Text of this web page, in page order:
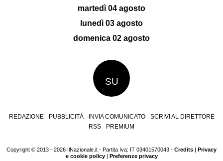
martedì 04 agosto
lunedì 03 agosto
domenica 02 agosto
SU
REDAZIONE PUBBLICITÀ INVIA COMUNICATO
SCRIVI AL DIRETTORE
RSS
PREMIUM
Copyright © 2013 - 2026 IlNazionale.it - Partita Iva: IT 03401570043 - Credits | Privacy
e cookie policy| Preferenze privacy